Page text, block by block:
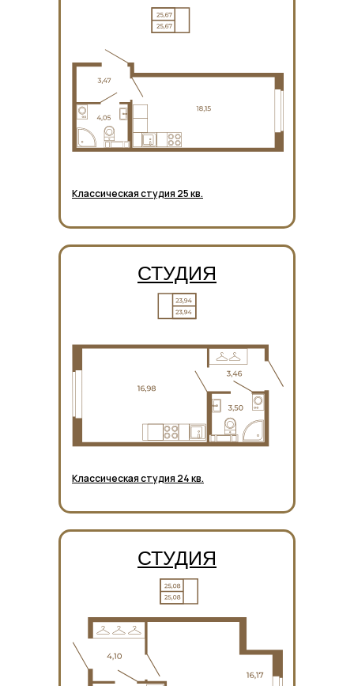
Классическая студия 25 кв.
СТУДИЯ
Классическая студия 24 кв.
СТУДИЯ